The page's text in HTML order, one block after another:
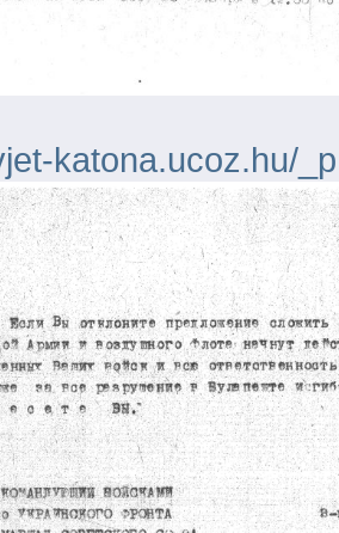
katona.ucoz.hu/